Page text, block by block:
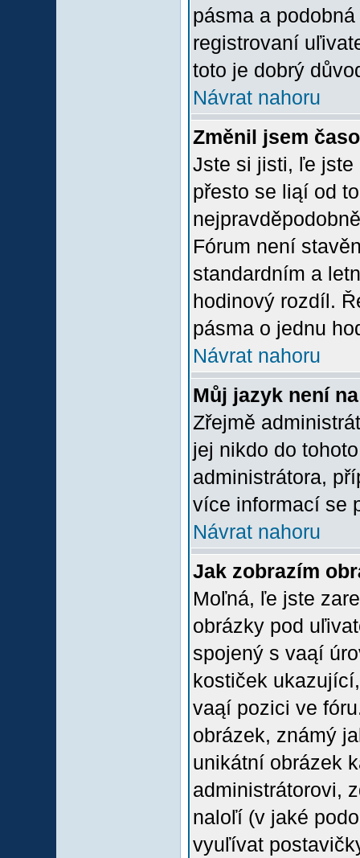
pásma a
registrovaní
toto je dobrý
Návrat nahoru
Změnil jsem
Jste si jisti, ľe jste
přesto se liąí od
Fórum není
standardním a
hodinový rozdíl.
pásma o jednu
Návrat nahoru
Můj jazyk není
Zřejmě
jej nikdo do
administrátora,
více informací se
Návrat nahoru
Jak zobrazím
Moľná, ľe jste
obrázky pod
spojený s vaąí
kostiček
vaąí pozici ve
obrázek, známý
unikátní obrázek
administrátorovi,
naloľí (v jaké
vyuľívat